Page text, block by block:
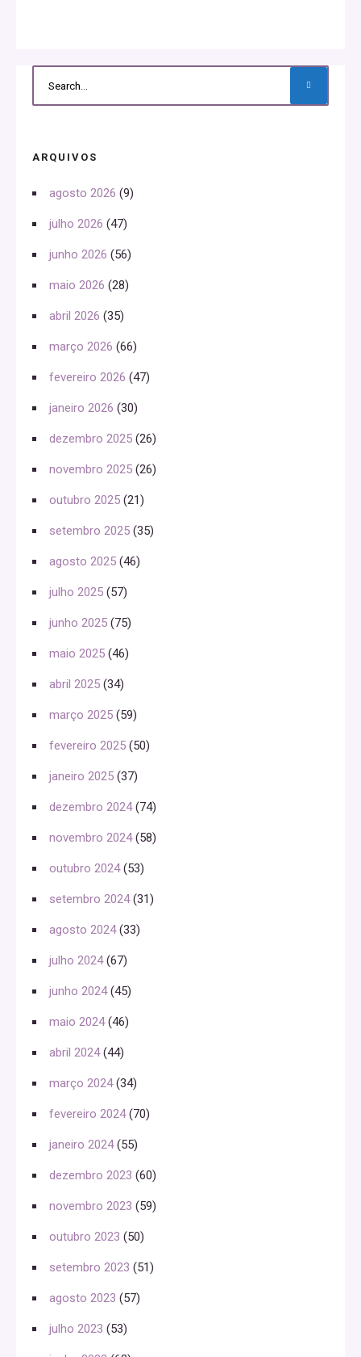
ARQUIVOS
agosto 2026 (9)
julho 2026 (47)
junho 2026 (56)
maio 2026 (28)
abril 2026 (35)
março 2026 (66)
fevereiro 2026 (47)
janeiro 2026 (30)
dezembro 2025 (26)
novembro 2025 (26)
outubro 2025 (21)
setembro 2025 (35)
agosto 2025 (46)
julho 2025 (57)
junho 2025 (75)
maio 2025 (46)
abril 2025 (34)
março 2025 (59)
fevereiro 2025 (50)
janeiro 2025 (37)
dezembro 2024(74)
novembro 2024(58)
outubro 2024(53)
setembro 2024(31)
agosto 2024(33)
julho 2024(67)
junho 2024(45)
maio 2024(46)
abril 2024(44)
março 2024(34)
fevereiro 2024(70)
janeiro 2024(55)
dezembro 2023 (60)
novembro 2023 (59)
outubro 2023 (50)
setembro 2023 (51)
agosto 2023 (57)
julho 2023 (53)